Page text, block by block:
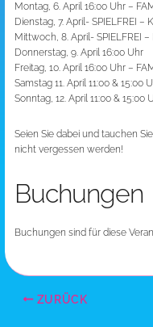
Montag, 6. April 16:00 Uhr –
Dienstag, 7. April- SPIELFREI –
Mittwoch, 8. April- SPIELFREI –
Donnerstag, 9. April 16:00 Uhr
Freitag, 10. April 16:00 Uhr –
Samstag 11. April 11:00 & 15:00
Sonntag, 12. April 11:00 & 15:00
Seien Sie dabei und tauchen
nicht vergessen werden!
Buchungen
Buchungen sind für diese
ZURÜCK